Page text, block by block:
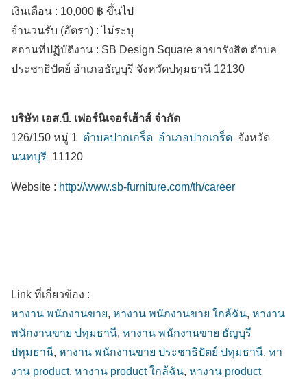
เงินเดือน : 10,000 ฿ ขึ้นไป
จำนวนรับ (อัตรา) : ไม่ระบุ
สถานที่ปฏิบัติงาน : SB Design Square สาขารังสิต ตำบล
ประชาธิปัตย์ อำเภอธัญบุรี จังหวัดปทุมธานี 12130
บริษัท เอส.บี. เฟอร์นิเจอร์เฮ้าส์ จำกัด
126/150 หมู่ 1 ตำบลปากเกร็ด อำเภอปากเกร็ด จังหวัด
นนทบุรี 11120
Website : http://www.sb-furniture.com/th/career
Link ที่เกี่ยวข้อง :
หางาน พนักงานขาย, หางาน พนักงานขาย ใกล้ฉัน, หางาน
พนักงานขาย ปทุมธานี, หางาน พนักงานขาย ธัญบุรี
ปทุมธานี, หางาน พนักงานขาย ประชาธิปัตย์ ปทุมธานี, หา
งาน product, หางาน product ใกล้ฉัน, หางาน product